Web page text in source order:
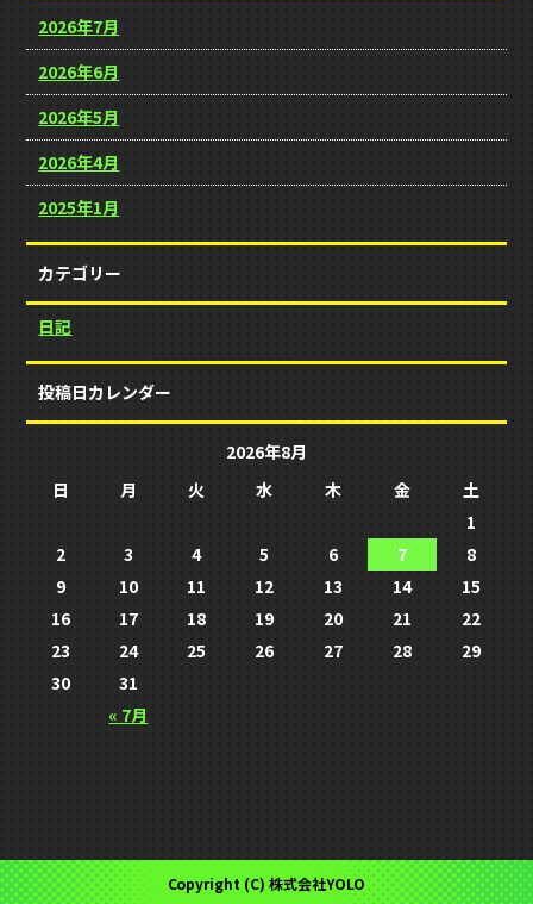
2026年7月
2026年6月
2026年5月
2026年4月
2025年1月
カテゴリー
日記
投稿日カレンダー
2026年8月
日
月 火 水 木 金 土
« 7月
1
2
3 4 5 6 7
8
9
10 11 12 13 14
15
16
17 18 19 20 21
22
23
24 25 26 27 28
29
30
31
Copyright (C) 株式会社YOLO